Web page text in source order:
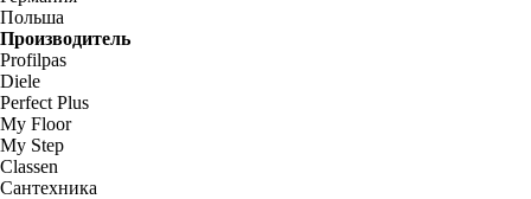
Польша
Производитель
Profilpas
Diele
Perfect Plus
My Floor
My Step
Classen
Сантехника